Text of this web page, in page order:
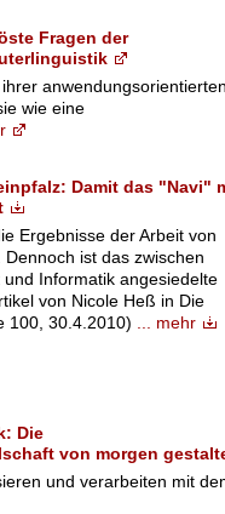
Fragen der
wie eine
Damit das "Navi"
Ergebnisse der Arbeit von
ist das zwischen
Informatik angesiedelte
von Nicole Heß in Die
100, 30.4.2010)
... mehr
Die
von morgen
und verarbeiten mit